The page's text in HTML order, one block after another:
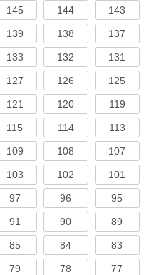
145 144 143
139 138 137
133 132 131
127 126 125
121 120 119
115 114 113
109 108 107
103 102 101
97 96 95
91 90 89
85 84 83
79 78 77